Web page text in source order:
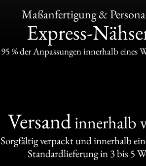
Maßanfertigung &
Express-
95 % der Anpassungen innerhalb eines
Versandinnerhalb
Sorgfältig verpackt und innerhalb
Standardlieferung in 3 bis 5